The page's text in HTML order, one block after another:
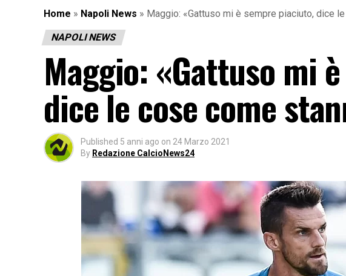
Home » Napoli News » Maggio: «Gattuso mi è sempre piaciuto, dice
NAPOLI NEWS
Maggio: «Gattuso mi
dice le cose come
Published 5 anni ago on 24 Marzo 2021
By Redazione CalcioNews24